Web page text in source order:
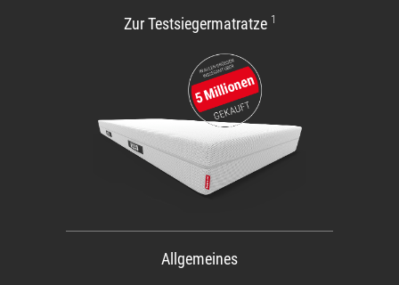
Zur Testsiegermatratze 1
Allgemeines